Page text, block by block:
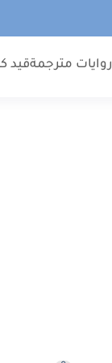
روايات مترجمةقيد